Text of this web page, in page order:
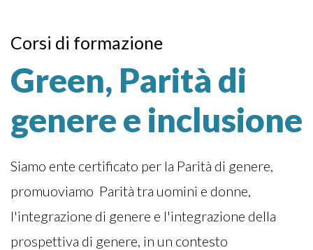
Corsi di formazione
Green, Parità di
genere e inclusione
Siamo ente certificato per la Parità di genere,
promuoviamo Parità tra uomini e donne,
l'integrazione di genere e l'integrazione della
prospettiva di genere, in un contesto